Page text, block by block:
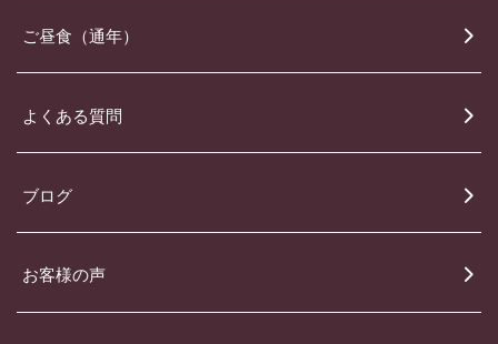
ご昼食（通年）
よくある質問
ブログ
お客様の声